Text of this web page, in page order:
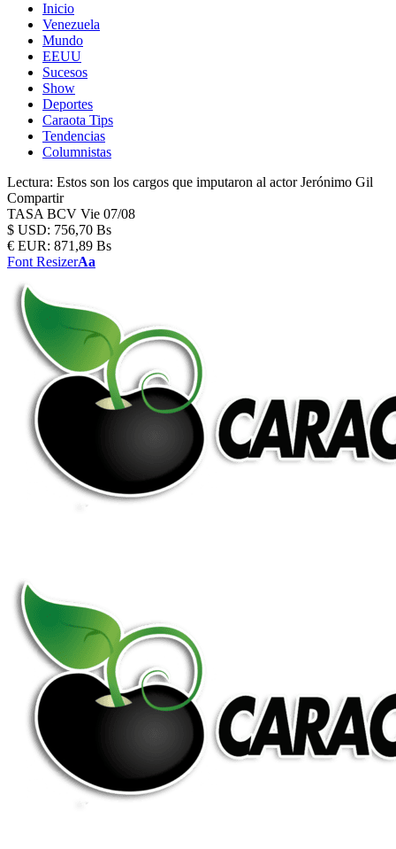
Inicio
Venezuela
Mundo
EEUU
Sucesos
Show
Deportes
Caraota Tips
Tendencias
Columnistas
Lectura: Estos son los cargos que imputaron al actor Jerónimo Gil
Compartir
TASA BCV Vie 07/08
$ USD: 756,70 Bs
€ EUR: 871,89 Bs
Font ResizerAa